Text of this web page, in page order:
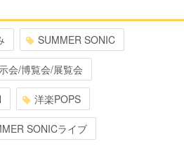
SUMMER SONIC
会/博覧会/展覧会
洋楽POPS
SONICライブ